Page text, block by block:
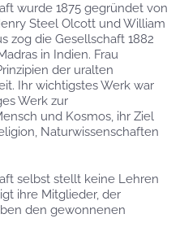
wurde 1875 gegründet von
Steel Olcott und William
zog die Gesellschaft 1882
in Indien. Frau
der uralten
Ihr wichtigstes Werk war
Werk zur
und Kosmos, ihr Ziel
Naturwissenschaften
selbst stellt keine Lehren
ihre Mitglieder, der
den gewonnenen